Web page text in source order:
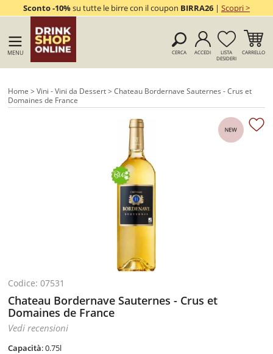
Sconto -10%su tutte le birre con il coupon BIRRA26| Scopri >
MENU CERCA ACCEDI
LISTA
DESIDERI
CARRELLO
Home >Vini - Vini da Dessert> Chateau Bordernave Sauternes - Crus et
Domaines de France
Codice: 07531
Chateau Bordernave Sauternes - Crus et
Domaines de France
Vedi recensioni
Capacità: 0.75l